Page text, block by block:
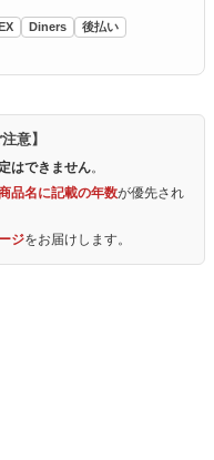
Diners
後払い
意】
はできません。
品名に記載の年数が優先され
ジをお届けします。